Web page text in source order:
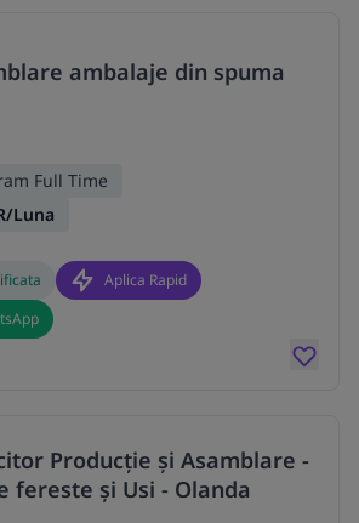
ambalaje din spuma
Full Time
Luna
Aplica Rapid
Producție și Asamblare -
fereste și Usi - Olanda